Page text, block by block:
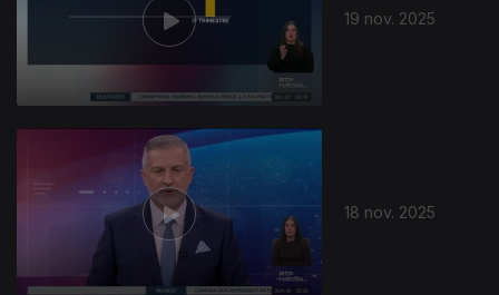
19 nov. 2025
18 nov. 2025